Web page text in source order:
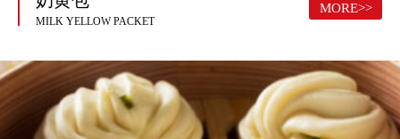
MILK YELLOW PACKET
MORE>>